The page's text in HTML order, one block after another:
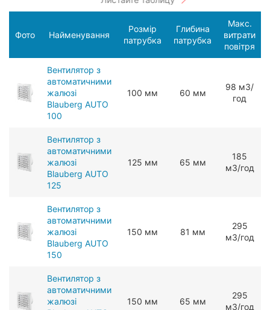
Фото Найменування
Розмір
патрубка
Глибина
патрубка
Макс.
витрати
повітря
Вентилятор з
автоматичними
жалюзі
Blauberg AUTO
100
100 мм 60 мм
98 мЗ/
год
Вентилятор з
автоматичними
жалюзі
Blauberg AUTO
125
125 мм 65 мм
185
мЗ/год
Вентилятор з
автоматичними
жалюзі
Blauberg AUTO
150
150 мм 81 мм
295
мЗ/год
Вентилятор з
автоматичними
жалюзі
150 мм 65 мм
295
мЗ/год